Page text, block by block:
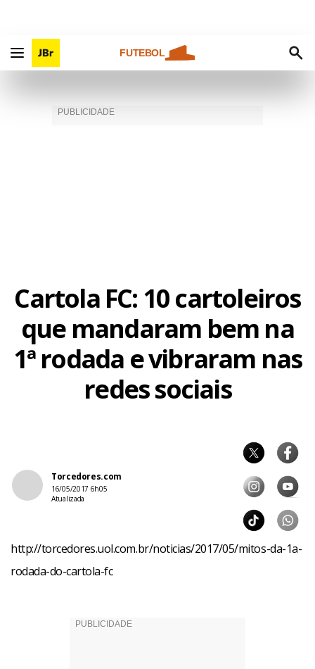
FUTEBOL
Cartola FC: 10 cartoleiros
que mandaram bem na
1ª rodada e vibraram nas
redes sociais
Torcedores.com
16/05/2017 6h05
Atualizada
http://torcedores.uol.com.br/noticias/2017/05/mitos-da-1a-
rodada-do-cartola-fc